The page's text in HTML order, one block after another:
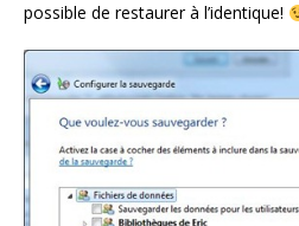
possible de restaurer à l’identique!